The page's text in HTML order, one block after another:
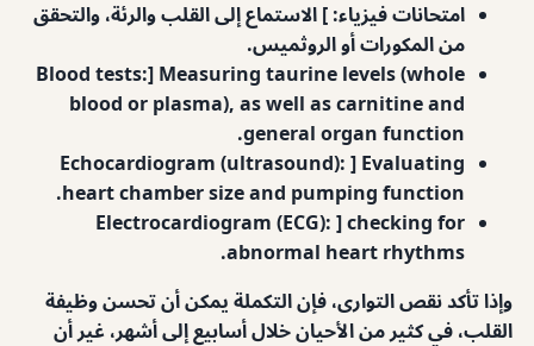
امتحانات فيزياء: ] الاستماع إلى القلب والرئة، والتحقق
من المكورات أو الروثميس.
Blood tests:] Measuring taurine levels (whole
blood or plasma), as well as carnitine and
general organ function.
Echocardiogram (ultrasound): ] Evaluating
heart chamber size and pumping function.
Electrocardiogram (ECG): ] checking for
abnormal heart rhythms.
وإذا تأكد نقص التوارى، فإن التكملة يمكن أن تحسن وظيفة
القلب، في كثير من الأحيان خلال أسابيع إلى أشهر، غير أن